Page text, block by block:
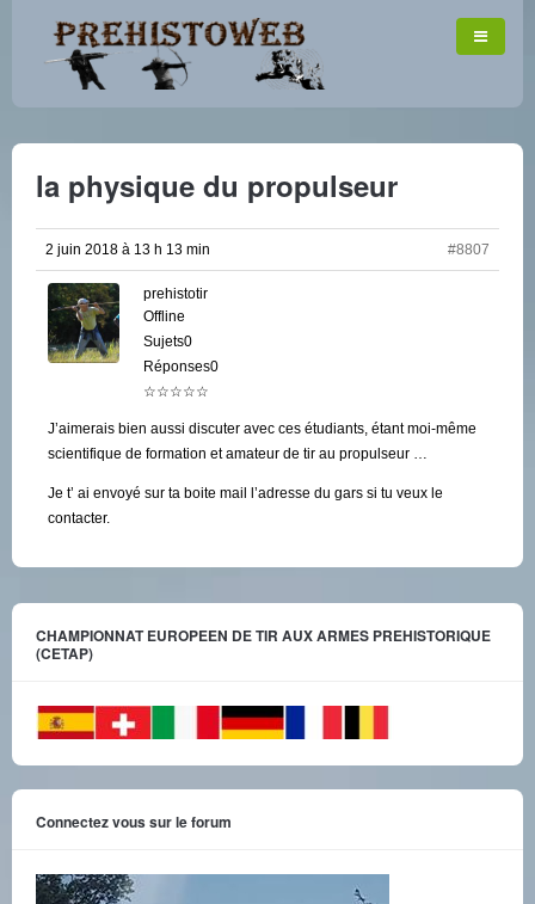
la physique du propulseur
2 juin 2018 à 13 h 13 min #8807
prehistotir
Offline
Sujets0
Réponses0
☆☆☆☆☆
J’aimerais bien aussi discuter avec ces étudiants, étant moi-même
scientifique de formation et amateur de tir au propulseur …
Je t’ ai envoyé sur ta boite mail l’adresse du gars si tu veux le
contacter.
CHAMPIONNAT EUROPEEN DE TIR AUX ARMES PREHISTORIQUE
(CETAP)
Connectez vous sur le forum